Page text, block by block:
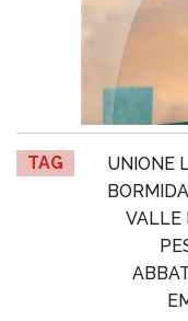
TAG
UNIONE
BORMIDA
VALLE